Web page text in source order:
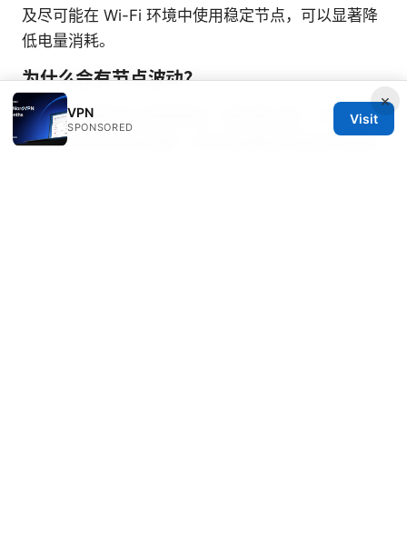
及尽可能在 Wi-Fi 环境中使用稳定节点，可以显著降
低电量消耗。
为什么会有节点波动？
节点波动通常来自网络峰值、服务器负载、ISP 路由
策略的变化等多种因素。好的加速器应具备动态路由
×
VPN
SPONSORED
Visit